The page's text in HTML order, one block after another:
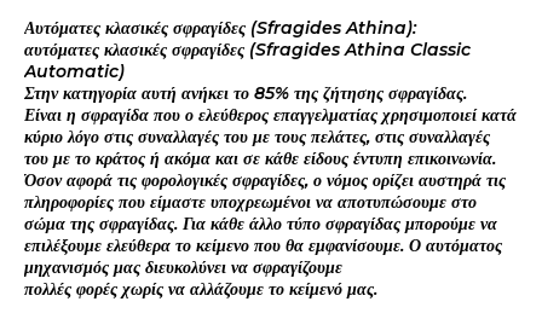
Αυτόματες κλασικές σφραγίδες (Sfragides Athina):
αυτόματες κλασικές σφραγίδες (Sfragides Athina Classic
Automatic)
Στην κατηγορία αυτή ανήκει το 85% της ζήτησης σφραγίδας.
Είναι η σφραγίδα που ο ελεύθερος επαγγελματίας χρησιμοποιεί κατά
κύριο λόγο στις συναλλαγές του με τους πελάτες, στις συναλλαγές
του με το κράτος ή ακόμα και σε κάθε είδους έντυπη επικοινωνία.
Όσον αφορά τις φορολογικές σφραγίδες, ο νόμος ορίζει αυστηρά τις
πληροφορίες που είμαστε υποχρεωμένοι να αποτυπώσουμε στο
σώμα της σφραγίδας. Για κάθε άλλο τύπο σφραγίδας μπορούμε να
επιλέξουμε ελεύθερα το κείμενο που θα εμφανίσουμε. Ο αυτόματος
μηχανισμός μας διευκολύνει να σφραγίζουμε
πολλές φορές χωρίς να αλλάζουμε το κείμενό μας.